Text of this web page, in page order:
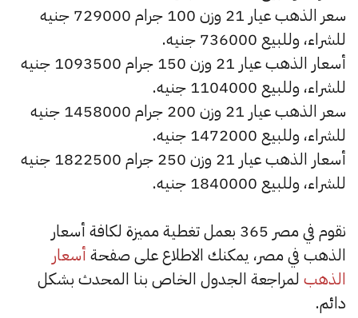
سعر الذهب عيار 21 وزن 100 جرام 729000 جنيه
للشراء، وللبيع 736000 جنيه.
أسعار الذهب عيار 21 وزن 150 جرام 1093500 جنيه
للشراء، وللبيع 1104000 جنيه.
سعر الذهب عيار 21 وزن 200 جرام 1458000 جنيه
للشراء، وللبيع 1472000 جنيه.
أسعار الذهب عيار 21 وزن 250 جرام 1822500 جنيه
للشراء، وللبيع 1840000 جنيه.
نقوم في مصر 365 بعمل تغطية مميزة لكافة أسعار
الذهب في مصر، يمكنك الاطلاع على صفحة أسعار
الذهب لمراجعة الجدول الخاص بنا المحدث بشكل
دائم.